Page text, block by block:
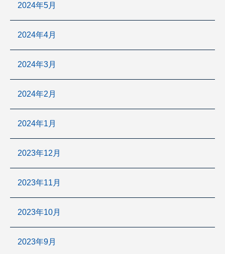
2024年5月
2024年4月
2024年3月
2024年2月
2024年1月
2023年12月
2023年11月
2023年10月
2023年9月